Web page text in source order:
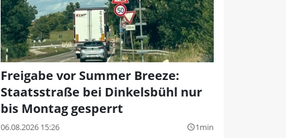
Freigabe vor Summer Breeze:
Staatsstraße bei Dinkelsbühl nur
bis Montag gesperrt
06.08.2026 15:26 query_builder1min